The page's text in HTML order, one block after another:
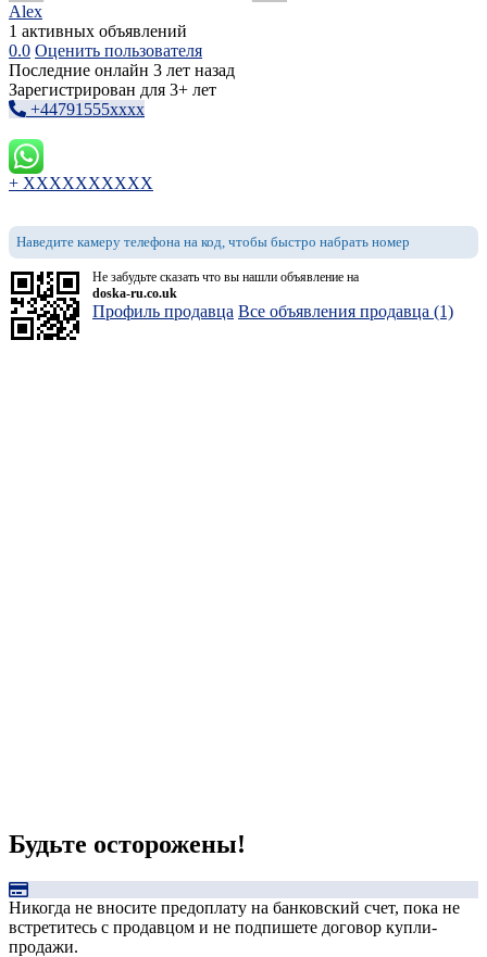
Alex
1 активных объявлений
0.0 Оценить пользователя
Последние онлайн 3 лет назад
Зарегистрирован для 3+ лет
+44791555xxxx
+ XXXXXXXXXX
Наведите камеру телефона на код, чтобы быстро набрать номер
Не забудьте сказать что вы нашли объявление на
doska-ru.co.uk
Профиль продавца Все объявления продавца (1)
Будьте осторожены!
Никогда не вносите предоплату на банковский счет, пока не
встретитесь с продавцом и не подпишете договор купли-
продажи.